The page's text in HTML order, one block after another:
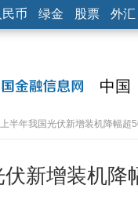
民币 绿金 股票 外汇
中国
半年我国光伏新增装机降幅超
新增装机降